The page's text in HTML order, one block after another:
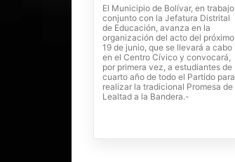
El Municipio de Bolívar, en trabajo
conjunto con la Jefatura Distrital
de Educación, avanza en la
organización del acto del próximo
19 de junio, que se llevará a cabo
en el Centro Cívico y convocará,
por primera vez, a estudiantes de
cuarto año de todo el Partido para
realizar la tradicional Promesa de
Lealtad a la Bandera.-